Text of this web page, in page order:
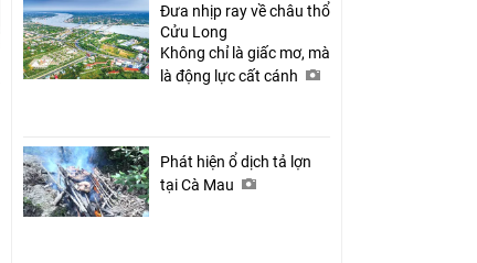
Đưa nhịp ray về châu thổ
Cửu Long
Không chỉ là giấc mơ, mà
là động lực cất cánh
Phát hiện ổ dịch tả lợn
tại Cà Mau